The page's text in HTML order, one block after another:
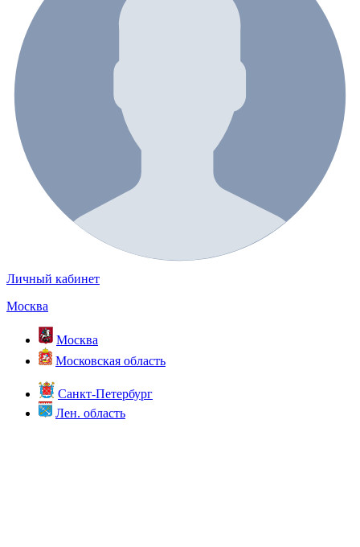
Личный кабинет
Москва
Москва
Московская область
Санкт-Петербург
Лен. область